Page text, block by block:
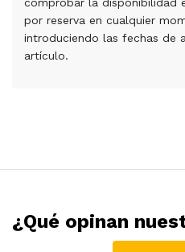
por reserva en cualquier
introduciendo las fechas de
artículo.
¿Qué opinan